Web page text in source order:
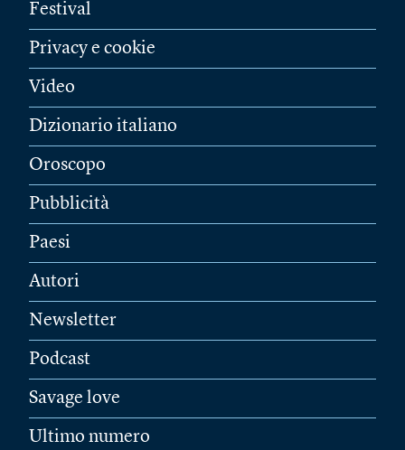
Festival
Privacy e cookie
Video
Dizionario italiano
Oroscopo
Pubblicità
Paesi
Autori
Newsletter
Podcast
Savage love
Ultimo numero